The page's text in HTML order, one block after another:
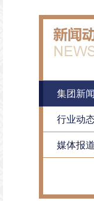
集团新
行业动
媒体报